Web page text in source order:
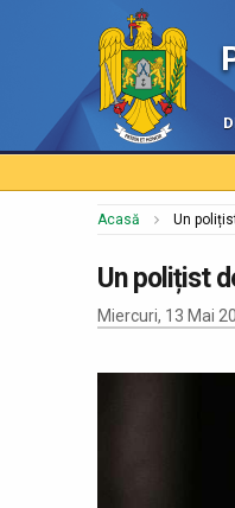
Acasă Un
Un polițist
Miercuri, 13 Mai